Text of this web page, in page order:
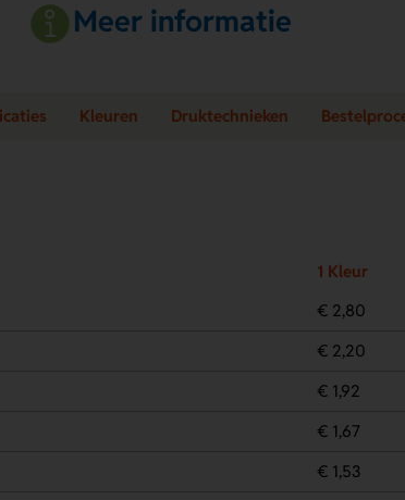
Meer informatie
Kleuren Druktechnieken
1 Kleur
€ 2,80
€ 2,20
€ 1,92
€ 1,67
€ 1,53